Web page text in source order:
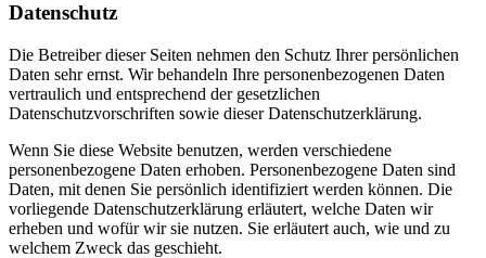
Datenschutz
Die Betreiber dieser Seiten nehmen den Schutz Ihrer persönlichen
Daten sehr ernst. Wir behandeln Ihre personenbezogenen Daten
vertraulich und entsprechend der gesetzlichen
Datenschutzvorschriften sowie dieser Datenschutzerklärung.
Wenn Sie diese Website benutzen, werden verschiedene
personenbezogene Daten erhoben. Personenbezogene Daten sind
Daten, mit denen Sie persönlich identifiziert werden können. Die
vorliegende Datenschutzerklärung erläutert, welche Daten wir
erheben und wofür wir sie nutzen. Sie erläutert auch, wie und zu
welchem Zweck das geschieht.